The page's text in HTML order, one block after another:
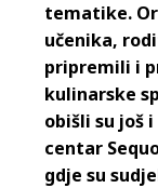
tematike.
učenika,
pripremili i
kulinarske
obišli su još
centar
gdje su